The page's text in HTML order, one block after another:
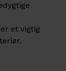
et vigtig